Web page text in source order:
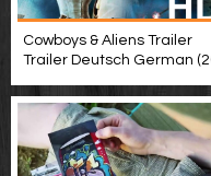
Cowboys & Aliens Trailer
Trailer Deutsch German